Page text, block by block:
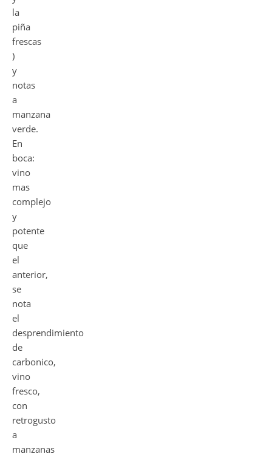
la
piña
frescas
)
y
notas
a
manzana
verde.
En
boca:
vino
mas
complejo
y
potente
que
el
anterior,
se
nota
el
desprendimiento
de
carbonico,
vino
fresco,
con
retrogusto
a
manzanas